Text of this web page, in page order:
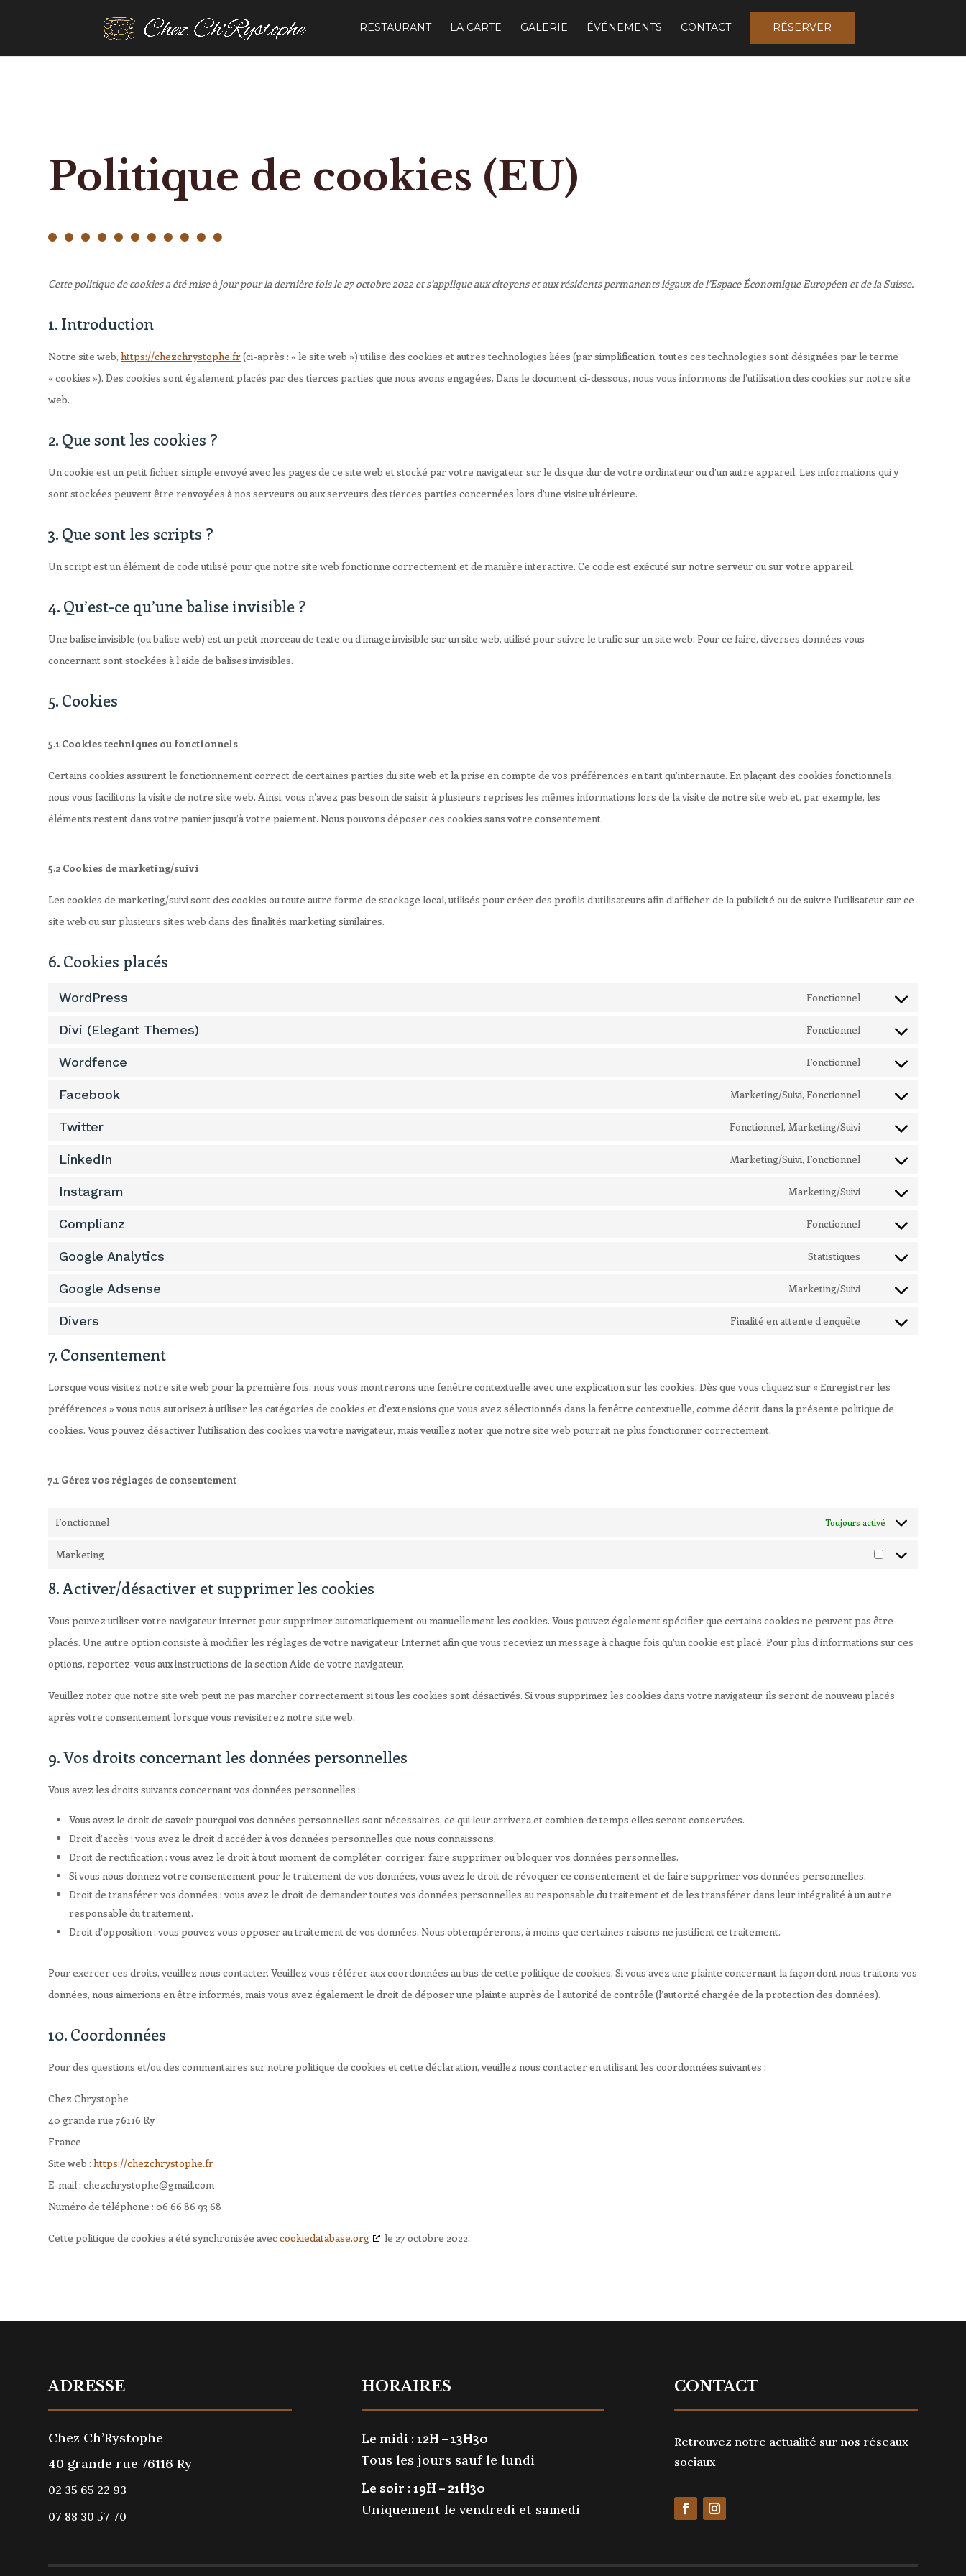
RESTAURANT LA CARTE GALERIE ÉVÉNEMENTS CONTACT RÉSERVER
Politique de cookies (EU)
Cette politique de cookies a été mise à jour pour la dernière fois le 27 octobre 2022 et s’applique aux citoyens et aux résidents permanents légaux de l’Espace Économique Européen et de la Suisse.
1. Introduction
Notre site web,https://chezchrystophe.fr(ci-après : « le site web ») utilise des cookies et autres technologies liées (par simplification, toutes ces technologies sont désignées par le terme
« cookies »). Des cookies sont également placés par des tierces parties que nous avons engagées. Dans le document ci-dessous, nous vous informons de l’utilisation des cookies sur notre site
web.
2. Que sont les cookies ?
Un cookie est un petit fichier simple envoyé avec les pages de ce site web et stocké par votre navigateur sur le disque dur de votre ordinateur ou d’un autre appareil. Les informations qui y
sont stockées peuvent être renvoyées à nos serveurs ou aux serveurs des tierces parties concernées lors d’une visite ultérieure.
3. Que sont les scripts ?
Un script est un élément de code utilisé pour que notre site web fonctionne correctement et de manière interactive. Ce code est exécuté sur notre serveur ou sur votre appareil.
4. Qu’est-ce qu’une balise invisible ?
Une balise invisible (ou balise web) est un petit morceau de texte ou d’image invisible sur un site web, utilisé pour suivre le trafic sur un site web. Pour ce faire, diverses données vous
concernant sont stockées à l’aide de balises invisibles.
5. Cookies
5.1 Cookies techniques ou fonctionnels
Certains cookies assurent le fonctionnement correct de certaines parties du site web et la prise en compte de vos préférences en tant qu’internaute. En plaçant des cookies fonctionnels,
nous vous facilitons la visite de notre site web. Ainsi, vous n’avez pas besoin de saisir à plusieurs reprises les mêmes informations lors de la visite de notre site web et, par exemple, les
éléments restent dans votre panier jusqu’à votre paiement. Nous pouvons déposer ces cookies sans votre consentement.
5.2 Cookies de marketing/suivi
Les cookies de marketing/suivi sont des cookies ou toute autre forme de stockage local, utilisés pour créer des profils d’utilisateurs afin d’afficher de la publicité ou de suivre l’utilisateur sur ce
site web ou sur plusieurs sites web dans des finalités marketing similaires.
6. Cookies placés
WordPress Fonctionnel
Consent
wordpress
Divi (Elegant Themes) Fonctionnel
Consent
(elegant-
Wordfence Fonctionnel
Consent
wordfence
Facebook Marketing/Suivi, Fonctionnel
Consent
facebook
Twitter Fonctionnel, Marketing/Suivi
Consent
twitter
LinkedIn Marketing/Suivi, Fonctionnel
Consent
linkedin
Instagram Marketing/Suivi
Consent
instagram
Complianz Fonctionnel
Consent
complianz
Google Analytics Statistiques
Consent
google-
Google Adsense Marketing/Suivi
Consent
adsense
Divers Finalité en attente d’enquête
Consent
divers
7. Consentement
Lorsque vous visitez notre site web pour la première fois, nous vous montrerons une fenêtre contextuelle avec une explication sur les cookies. Dès que vous cliquez sur « Enregistrer les
préférences » vous nous autorisez à utiliser les catégories de cookies et d’extensions que vous avez sélectionnés dans la fenêtre contextuelle, comme décrit dans la présente politique de
cookies. Vous pouvez désactiver l’utilisation des cookies via votre navigateur, mais veuillez noter que notre site web pourrait ne plus fonctionner correctement.
7.1 Gérez vos réglages de consentement
Fonctionnel Toujours activé
Marketing
8. Activer/désactiver et supprimer les cookies
Vous pouvez utiliser votre navigateur internet pour supprimer automatiquement ou manuellement les cookies. Vous pouvez également spécifier que certains cookies ne peuvent pas être
placés. Une autre option consiste à modifier les réglages de votre navigateur Internet afin que vous receviez un message à chaque fois qu’un cookie est placé. Pour plus d’informations sur ces
options, reportez-vous aux instructions de la section Aide de votre navigateur.
Veuillez noter que notre site web peut ne pas marcher correctement si tous les cookies sont désactivés. Si vous supprimez les cookies dans votre navigateur, ils seront de nouveau placés
après votre consentement lorsque vous revisiterez notre site web.
9. Vos droits concernant les données personnelles
Vous avez les droits suivants concernant vos données personnelles :
Vous avez le droit de savoir pourquoi vos données personnelles sont nécessaires, ce qui leur arrivera et combien de temps elles seront conservées.
Droit d’accès : vous avez le droit d’accéder à vos données personnelles que nous connaissons.
Droit de rectification : vous avez le droit à tout moment de compléter, corriger, faire supprimer ou bloquer vos données personnelles.
Si vous nous donnez votre consentement pour le traitement de vos données, vous avez le droit de révoquer ce consentement et de faire supprimer vos données personnelles.
Droit de transférer vos données : vous avez le droit de demander toutes vos données personnelles au responsable du traitement et de les transférer dans leur intégralité à un autre
responsable du traitement.
Droit d’opposition : vous pouvez vous opposer au traitement de vos données. Nous obtempérerons, à moins que certaines raisons ne justifient ce traitement.
Pour exercer ces droits, veuillez nous contacter. Veuillez vous référer aux coordonnées au bas de cette politique de cookies. Si vous avez une plainte concernant la façon dont nous traitons vos
données, nous aimerions en être informés, mais vous avez également le droit de déposer une plainte auprès de l’autorité de contrôle (l’autorité chargée de la protection des données).
10. Coordonnées
Pour des questions et/ou des commentaires sur notre politique de cookies et cette déclaration, veuillez nous contacter en utilisant les coordonnées suivantes :
Chez Chrystophe
40 grande rue 76116 Ry
France
Site web :https://chezchrystophe.fr
E-mail :chezchrystophe@gmail.com
Numéro de téléphone : 06 66 86 93 68
Cette politique de cookies a été synchronisée aveccookiedatabase.org le 27 octobre 2022.
ADRESSE
Chez Ch’Rystophe
40 grande rue 76116 Ry
02 35 65 22 93
07 88 30 57 70
HORAIRES
Le midi : 12H – 13H30
Tous les jours sauf le lundi
Le soir : 19H – 21H30
Uniquement le vendredi et samedi
CONTACT
Retrouvez notre actualité sur nos réseaux
sociaux